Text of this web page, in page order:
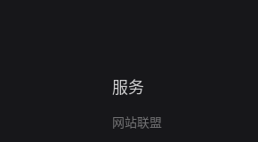
服务
网站联盟